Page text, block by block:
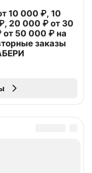
10 000 ₽, 10
20 000 ₽ от 30
50 000 ₽ на
заказы